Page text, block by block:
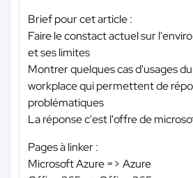
Brief pour cet article :
Faire le constact actuel sur
et ses limites
Montrer quelques cas d'usages
workplace qui permettent de
problématiques
La réponse c'est l'offre de
Pages à linker :
Microsoft Azure => Azure